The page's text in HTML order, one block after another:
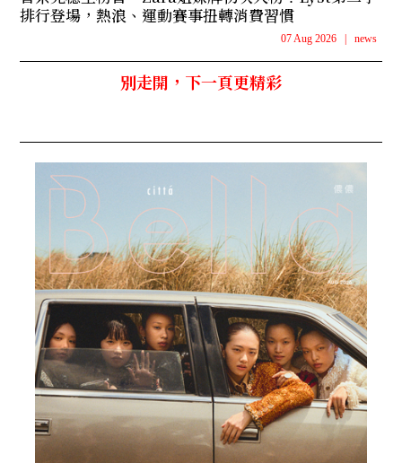
排行登場，熱浪、運動賽事扭轉消費習慣
07 Aug 2026 news
別走開，下一頁更精彩